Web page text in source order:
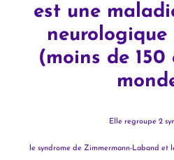
est une
(moins de 150
Elle regroupe 2
le syndrome de Zimmermann-Laband et